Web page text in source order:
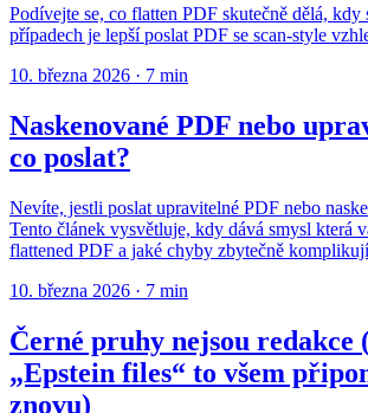
Podívejte se, co flatten PDF skutečně dělá, kdy
případech je lepší poslat PDF se scan-style
10. března 2026 · 7 min
Naskenované PDF nebo
co poslat?
Nevíte, jestli poslat upravitelné PDF nebo
Tento článek vysvětluje, kdy dává smysl která
flattened PDF a jaké chyby zbytečně
10. března 2026 · 7 min
Černé pruhy nejsou redakce
„Epstein files“ to všem
znovu)